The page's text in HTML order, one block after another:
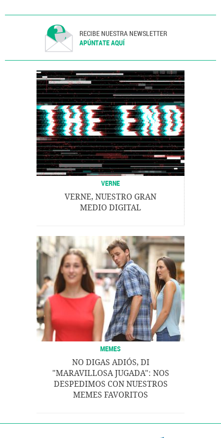
RECIBE NUESTRA NEWSLETTER
APÚNTATE AQUÍ
VERNE
VERNE, NUESTRO GRAN
MEDIO DIGITAL
MEMES
NO DIGAS ADIÓS, DI
"MARAVILLOSA JUGADA": NOS
DESPEDIMOS CON NUESTROS
MEMES FAVORITOS